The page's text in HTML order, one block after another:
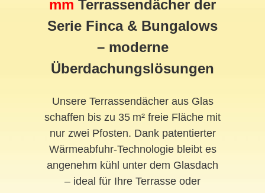
mm Terrassendächer der
Serie Finca & Bungalows
– moderne
Überdachungslösungen
Unsere Terrassendächer aus Glas
schaffen bis zu 35 m² freie Fläche mit
nur zwei Pfosten. Dank patentierter
Wärmeabfuhr-Technologie bleibt es
angenehm kühl unter dem Glasdach
– ideal für Ihre Terrasse oder